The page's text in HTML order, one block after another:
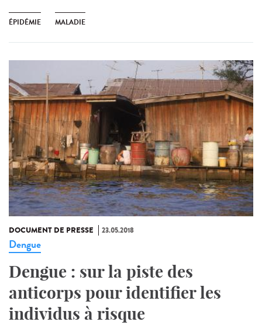
ÉPIDÉMIE MALADIE
DOCUMENT DE PRESSE 23.05.2018
Dengue
Dengue : sur la piste des
anticorps pour identifier les
individus à risque